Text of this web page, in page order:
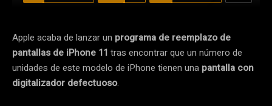
Apple acaba de lanzar un programa de reemplazo de
pantallas de iPhone 11 tras encontrar que un número de
unidades de este modelo de iPhone tienen una pantalla con
digitalizador defectuoso.